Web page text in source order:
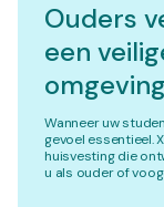
Ouders
een
Wanneer uw
gevoel essentieel.
huisvesting die
u als ouder of